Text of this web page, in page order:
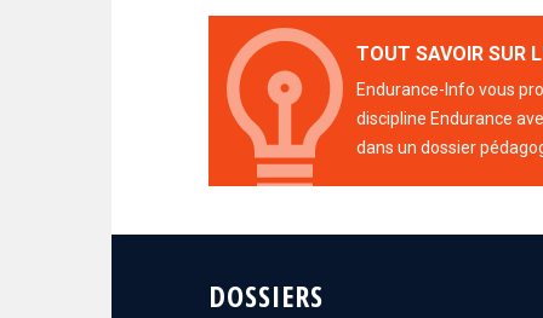
TOUT SAVOIR SUR
Endurance-Info vous
discipline Endurance
dans un dossier
DOSSIERS